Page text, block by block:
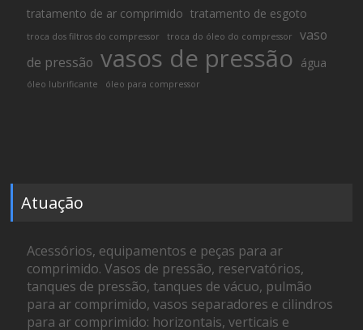
tratamento de ar comprimido tratamento de esgoto
troca dos filtros do compressor troca do óleo do compressor
vaso
de pressão vasos de pressão água
óleo lubrificante óleo para compressor
Atuação
Acessórios, equipamentos e peças para ar
comprimido. Vasos de pressão, reservatórios,
tanques de pressão, tanques de vácuo, pulmão
para ar comprimido, vasos separadores e cilindros
para ar comprimido: horizontais, verticais e